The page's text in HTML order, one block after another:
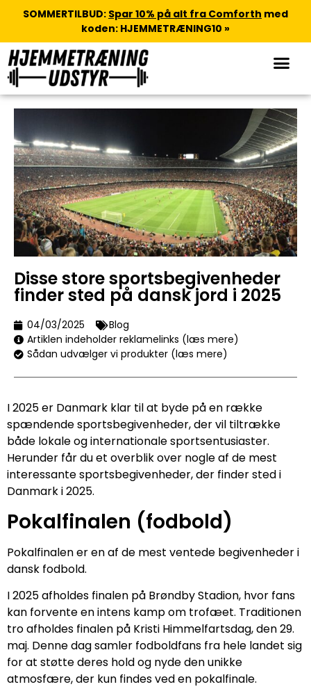
SOMMERTILBUD: Spar 10% på alt fra Comforth med
koden: HJEMMETRÆNING10 »
Disse store sportsbegivenheder
finder sted på dansk jord i 2025
04/03/2025
Blog
Artiklen indeholder reklamelinks (læs mere)
Sådan udvælger vi produkter (læs mere)
I 2025 er Danmark klar til at byde på en række
spændende sportsbegivenheder, der vil tiltrække
både lokale og internationale sportsentusiaster.
Herunder får du et overblik over nogle af de mest
interessante sportsbegivenheder, der finder sted i
Danmark i 2025.
Pokalfinalen (fodbold)
Pokalfinalen er en af de mest ventede begivenheder i
dansk fodbold.
I 2025 afholdes finalen på Brøndby Stadion, hvor fans
kan forvente en intens kamp om trofæet. Traditionen
tro afholdes finalen på Kristi Himmelfartsdag, den 29.
maj. Denne dag samler fodboldfans fra hele landet sig
for at støtte deres hold og nyde den unikke
atmosfære, der kun findes ved en pokalfinale.